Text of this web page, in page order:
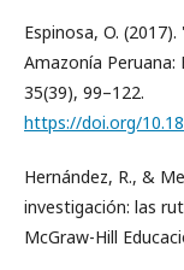
Espinosa, O.
Amazonía
35(39), 99–122.
https://doi.org/
Hernández, R., &
investigación: las
McGraw-Hill